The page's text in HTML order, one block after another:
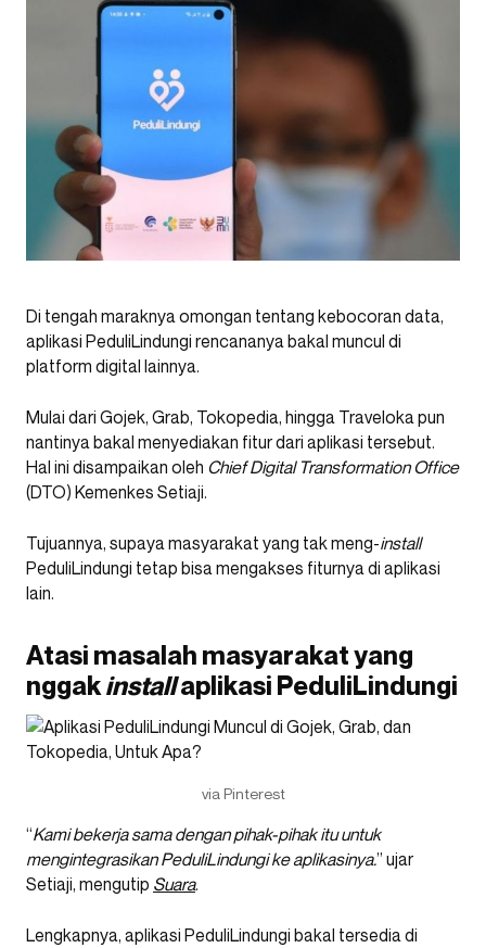
Di tengah maraknya omongan tentang kebocoran data,
aplikasi PeduliLindungi rencananya bakal muncul di
platform digital lainnya.
Mulai dari Gojek, Grab, Tokopedia, hingga Traveloka pun
nantinya bakal menyediakan fitur dari aplikasi tersebut.
Hal ini disampaikan oleh Chief Digital Transformation Office
(DTO) Kemenkes Setiaji.
Tujuannya, supaya masyarakat yang tak meng-install
PeduliLindungi tetap bisa mengakses fiturnya di aplikasi
lain.
Atasi masalah masyarakat yang
nggakinstallaplikasi PeduliLindungi
via Pinterest
“Kami bekerja sama dengan pihak-pihak itu untuk
mengintegrasikan PeduliLindungi ke aplikasinya.” ujar
Setiaji, mengutip Suara.
Lengkapnya, aplikasi PeduliLindungi bakal tersedia di